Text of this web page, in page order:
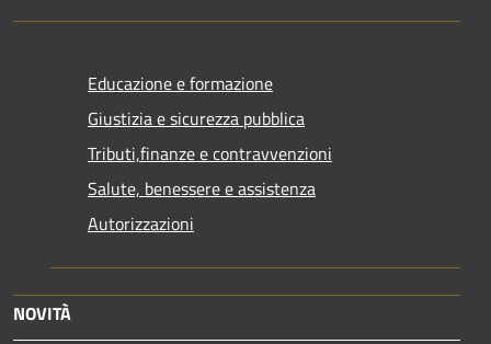
Educazione e formazione
Giustizia e sicurezza pubblica
Tributi,finanze e contravvenzioni
Salute, benessere e assistenza
Autorizzazioni
NOVITÀ